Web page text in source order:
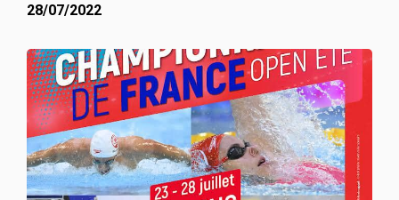
28/07/2022